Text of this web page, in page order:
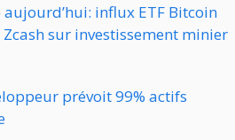
influx ETF Bitcoin
sur investissement minier
prévoit 99% actifs